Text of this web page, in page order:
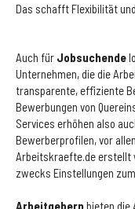
Das schafft Flexibilität
Auch für Jobsuchende
Unternehmen, die die
transparente, effiziente
Bewerbungen von
Services erhöhen also
Bewerberprofilen, vor
Arbeitskraefte.de erstellt
zwecks Einstellungen
Arbeitgebernbieten die